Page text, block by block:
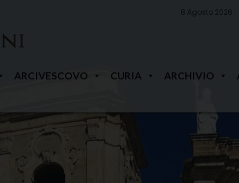
8 Agosto 2026
ARCIVESCOVO CURIA ARCHIVIO